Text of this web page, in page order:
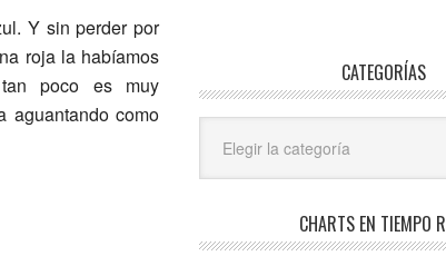
Y sin perder por
roja la habíamos
poco es muy
aguantando como
CATEGORÍAS
CHARTS EN TIEMPO